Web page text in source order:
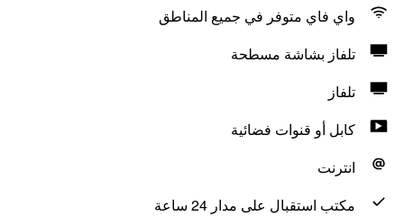
واي فاي متوفر في جميع المناطق
تلفاز بشاشة مسطحة
تلفاز
كابل أو قنوات فضائية
انترنت
مكتب استقبال على مدار 24 ساعة